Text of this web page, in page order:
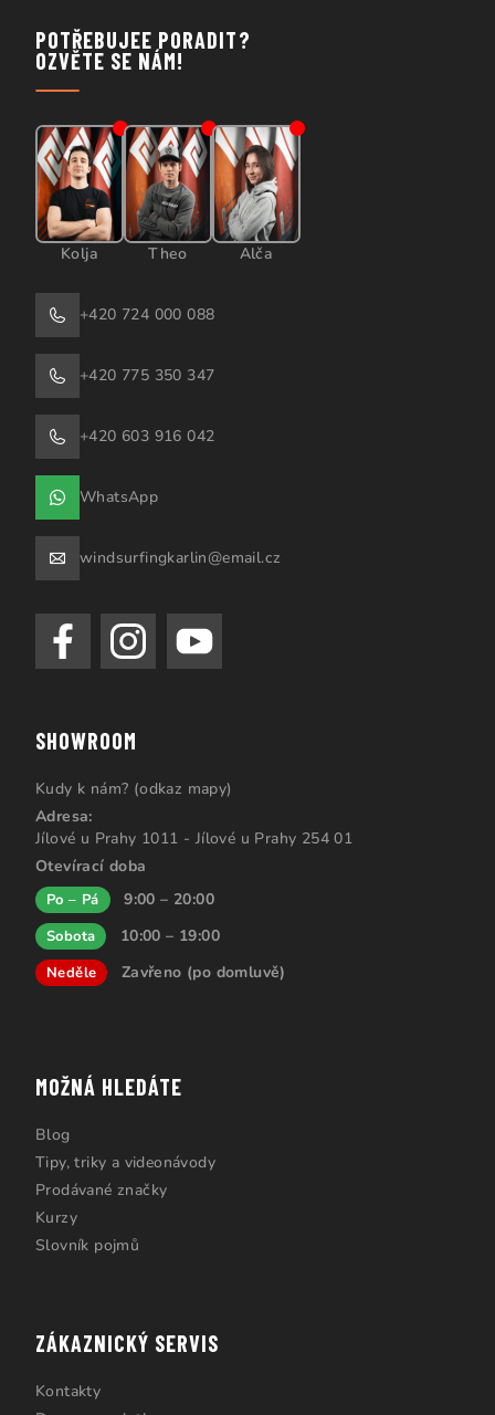
POTŘEBUJEE PORADIT?
OZVĚTE SE NÁM!
Kolja Theo Alča
+420 724 000 088
+420 775 350 347
+420 603 916 042
WhatsApp
windsurfingkarlin@email.cz
SHOWROOM
Kudy k nám? (odkaz mapy)
Adresa:
Jílové u Prahy 1011 - Jílové u Prahy 254 01
Otevírací doba
Po – Pá 9:00 – 20:00
Sobota 10:00 – 19:00
Neděle Zavřeno (po domluvě)
MOŽNÁ HLEDÁTE
Blog
Tipy, triky a videonávody
Prodávané značky
Kurzy
Slovník pojmů
ZÁKAZNICKÝ SERVIS
Kontakty